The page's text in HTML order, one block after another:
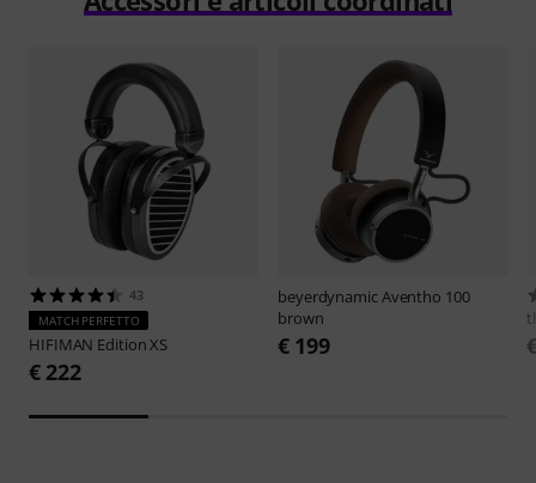
43
MATCH PERFETTO
HIFIMAN Edition XS
€ 222
beyerdynamicAventho 100
brown
€ 199